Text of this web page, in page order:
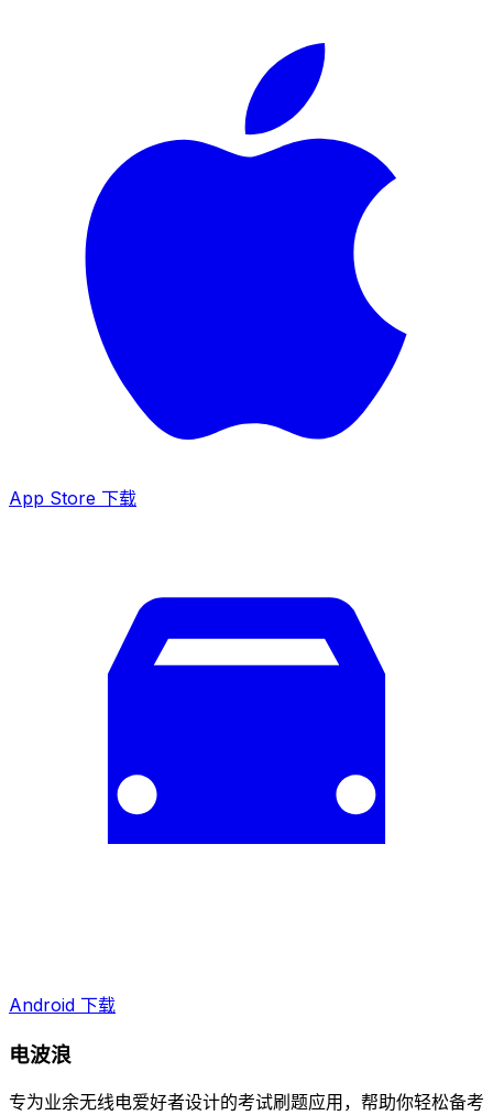
App Store 下载
Android 下载
电波浪
专为业余无线电爱好者设计的考试刷题应用，帮助你轻松备考